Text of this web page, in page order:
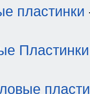
пластинки
Пластинки